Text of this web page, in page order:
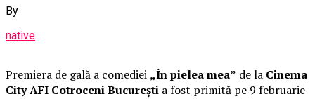
By
native
Premiera de gală a comediei „În pielea mea” de la Cinema
City AFI Cotroceni București a fost primită pe 9 februarie